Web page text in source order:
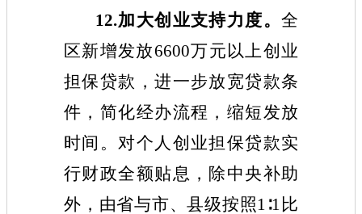
12.加大创业支持力度。全
区新增发放6600万元 以上创业
担保贷款，进一步放宽贷款条
件，简化经办流程，缩短发放
时间。对个人创业担保贷款实
行财政全额贴息，除中央补助
外，由省与市、县级按照1∶1比